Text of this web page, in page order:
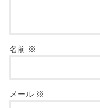
名前 ※
メール ※